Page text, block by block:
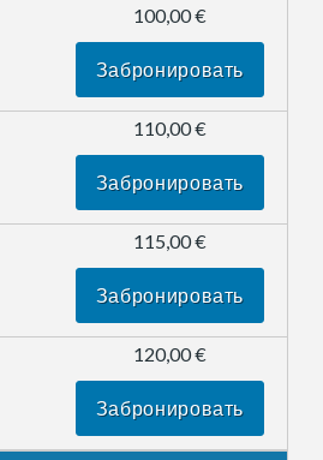
100,00 €
Забронировать
110,00 €
Забронировать
115,00 €
Забронировать
120,00 €
Забронировать